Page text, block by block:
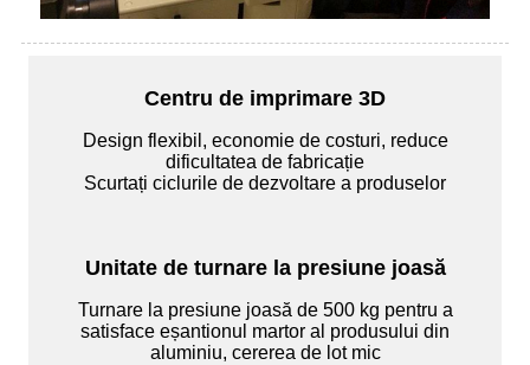
Centru de imprimare 3D
Design flexibil, economie de costuri, reduce
dificultatea de fabricație
Scurtați ciclurile de dezvoltare a produselor
Unitate de turnare la presiune joasă
Turnare la presiune joasă de 500 kg pentru a
satisface eșantionul martor al produsului din
aluminiu, cererea de lot mic